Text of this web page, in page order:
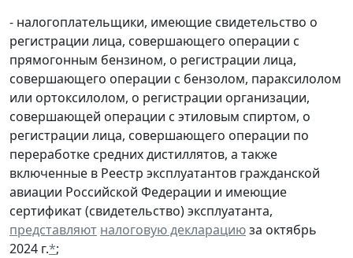
- налогоплательщики, имеющие свидетельство о
регистрации лица, совершающего операции с
прямогонным бензином, о регистрации лица,
совершающего операции с бензолом, параксилолом
или ортоксилолом, о регистрации организации,
совершающей операции с этиловым спиртом, о
регистрации лица, совершающего операции по
переработке средних дистиллятов, а также
включенные в Реестр эксплуатантов гражданской
авиации Российской Федерации и имеющие
сертификат (свидетельство) эксплуатанта,
представляют налоговую декларациюза октябрь
2024 г.*;